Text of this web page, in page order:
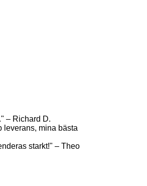
– Richard D.
leverans, mina bästa
starkt!" – Theo